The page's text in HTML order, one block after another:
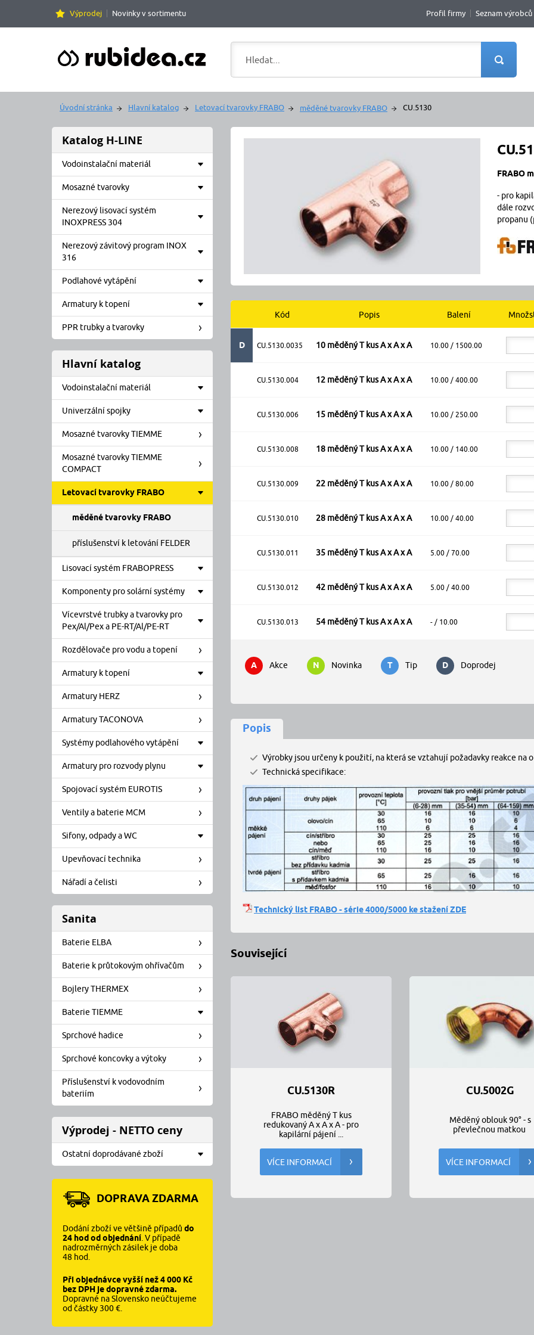
FRABO
- pro
dále
propanu
Kód Popis Balení
D CU.5130.0035 10 měděný T kus A x A x A 10.00 / 1500.00
CU.5130.004 12 měděný T kus A x A x A 10.00 / 400.00
CU.5130.006 15 měděný T kus A x A x A 10.00 / 250.00
CU.5130.008 18 měděný T kus A x A x A 10.00 / 140.00
CU.5130.009 22 měděný T kus A x A x A 10.00 / 80.00
CU.5130.010 28 měděný T kus A x A x A 10.00 / 40.00
CU.5130.011 35 měděný T kus A x A x A 5.00 / 70.00
CU.5130.012 42 měděný T kus A x A x A 5.00 / 40.00
CU.5130.013 54 měděný T kus A x A x A - / 10.00
A Akce N Novinka T Tip D Doprodej
Popis
Výrobky jsou určeny k použití, na která se vztahují požadavky reakce na
Technická specifikace:
Technický list FRABO - série 4000/5000 ke stažení ZDE
Související
CU.5130R
FRABO měděný T kus
redukovaný A x A x A - pro
kapilární pájení ...
VÍCE INFORMACÍ
CU.5002G
Měděný oblouk 90° - s
převlečnou matkou
VÍCE INFORMACÍ
Úvodní stránka Hlavní katalog Letovací tvarovky FRABO měděné tvarovky FRABO CU.5130
Výprodej Novinky v sortimentu Profil firmy Seznam výrobců
Katalog H-LINE
Vodoinstalační materiál
Mosazné tvarovky
Nerezový lisovací systém
INOXPRESS 304
Nerezový závitový program INOX
316
Podlahové vytápění
Armatury k topení
PPR trubky a tvarovky
Hlavní katalog
Vodoinstalační materiál
Univerzální spojky
Mosazné tvarovky TIEMME
Mosazné tvarovky TIEMME
COMPACT
Letovací tvarovky FRABO
měděné tvarovky FRABO
příslušenství k letování FELDER
Lisovací systém FRABOPRESS
Komponenty pro solární systémy
Vícevrstvé trubky a tvarovky pro
Pex/Al/Pex a PE-RT/Al/PE-RT
Rozdělovače pro vodu a topení
Armatury k topení
Armatury HERZ
Armatury TACONOVA
Systémy podlahového vytápění
Armatury pro rozvody plynu
Spojovací systém EUROTIS
Ventily a baterie MCM
Sifony, odpady a WC
Upevňovací technika
Nářadí a čelisti
Sanita
Baterie ELBA
Baterie k průtokovým ohřívačům
Bojlery THERMEX
Baterie TIEMME
Sprchové hadice
Sprchové koncovky a výtoky
Příslušenství k vodovodním
bateriím
Výprodej - NETTO ceny
Ostatní doprodávané zboží
DOPRAVA ZDARMA
Dodání zboží ve většině případů do
24 hod od objednání . V případě
nadrozměrných zásilek je doba
48 hod.
Při objednávce vyšší než 4 000 Kč
bez DPH je dopravné zdarma.
Dopravné na Slovensko neúčtujeme
od částky 300 €.